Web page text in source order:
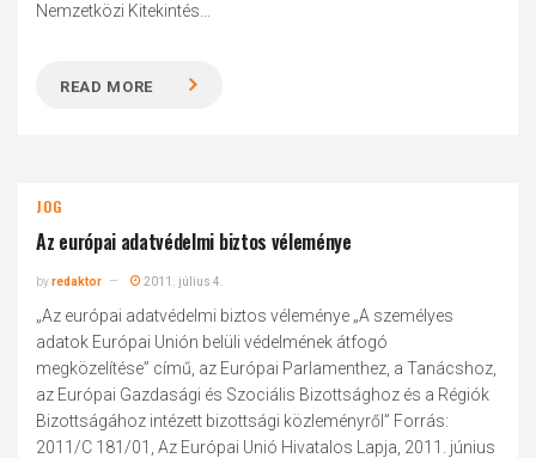
Nemzetközi Kitekintés...
READ MORE
JOG
Az európai adatvédelmi biztos véleménye
byredaktor 2011. július 4.
„Az európai adatvédelmi biztos véleménye „A személyes
adatok Európai Unión belüli védelmének átfogó
megközelítése” című, az Európai Parlamenthez, a Tanácshoz,
az Európai Gazdasági és Szociális Bizottsághoz és a Régiók
Bizottságához intézett bizottsági közleményről” Forrás:
2011/C 181/01, Az Európai Unió Hivatalos Lapja, 2011. június